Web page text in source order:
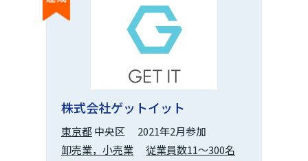
株式会社ゲットイット
東京都 中央区
2021年2月参加
卸売業，小売業
従業員数11～300名